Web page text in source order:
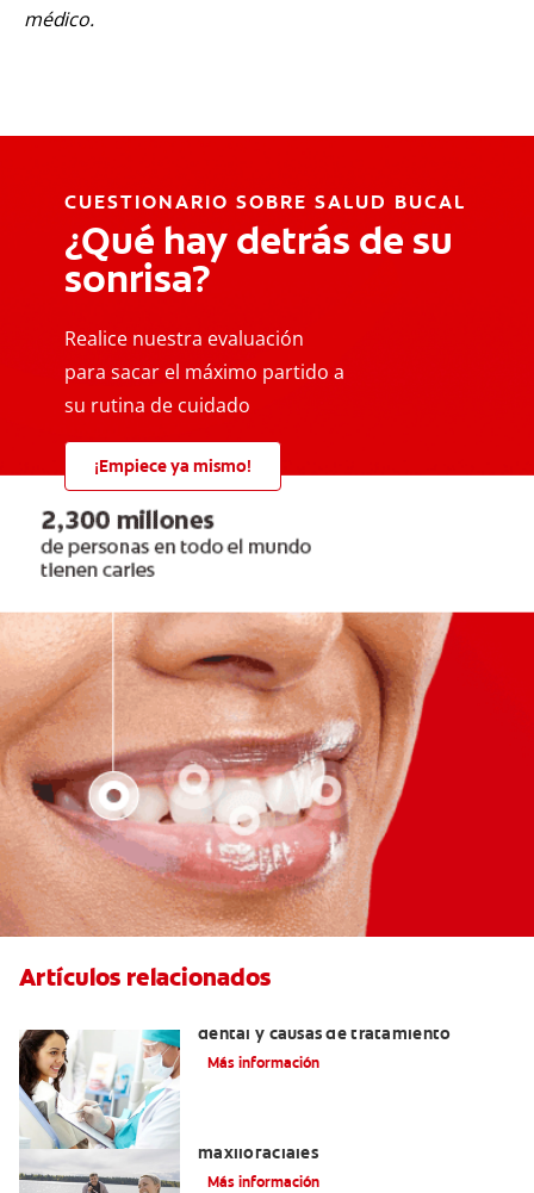
médico.
CUESTIONARIO SOBRE SALUD BUCAL
¿Qué hay detrás de su
sonrisa?
Realice nuestra evaluación
para sacar el máximo partido a
su rutina de cuidado
¡Empiece ya mismo!
Artículos relacionados
dental y causas de tratamiento
Más información
maxilofaciales
Más información